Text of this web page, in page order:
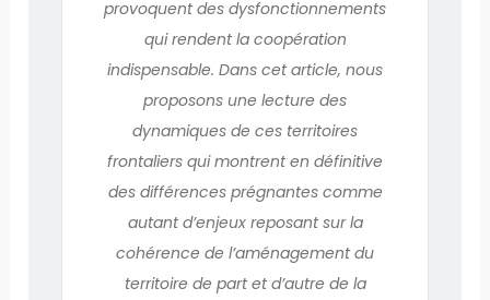
provoquent des dysfonctionnements
qui rendent la coopération
indispensable. Dans cet article, nous
proposons une lecture des
dynamiques de ces territoires
frontaliers qui montrent en définitive
des différences prégnantes comme
autant d’enjeux reposant sur la
cohérence de l’aménagement du
territoire de part et d’autre de la